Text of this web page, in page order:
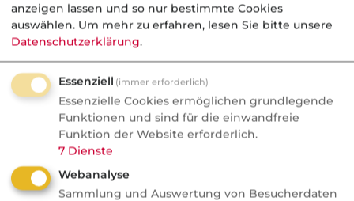
geförderte AV
Nachrichten
Altersvorsorgedepot:
Bedrohung oder Chance für
Vermittler?
AVD ab 2027: Bedrohung oder
Goldgrube? blau-direkt-COO Stephan
Schinnenburg verrät im Podcast, warum
anzeigen lassen und so nur bestimmte Cookies
auswählen. Um mehr zu erfahren, lesen Sie bitte unsere
Datenschutzerklärung.
Essenziell (immer erforderlich)
Essenzielle Cookies ermöglichen grundlegende
Funktionen und sind für die einwandfreie
Funktion der Website erforderlich.
7 Dienste
Webanalyse
Sammlung und Auswertung von Besucherdaten